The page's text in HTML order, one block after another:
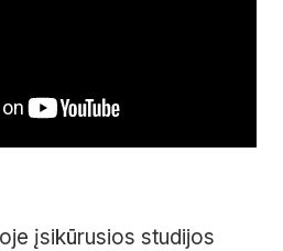
įsikūrusios studijos